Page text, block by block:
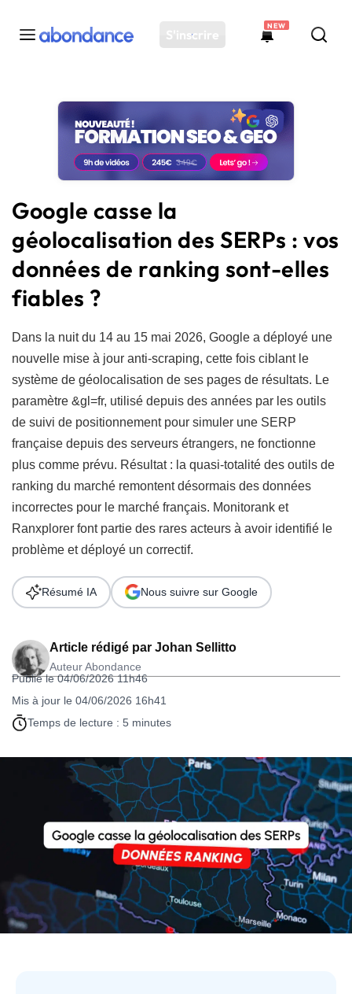
S'inscrire
NEW
Toutes les actus
Actus SEO
Plateforme
Solutions
Ressources
Audit SEO
Google casse la
géolocalisation des SERPs : vos
données de ranking sont-elles
fiables ?
Article rédigé par Johan Sellitto
Auteur Abondance
Publié le 04/06/2026 11h46
Mis à jour le 04/06/2026 16h41
Temps de lecture : 5 minutes
Résumé IA Nous suivre sur Google
Dans la nuit du 14 au 15 mai 2026, Google a déployé une
nouvelle mise à jour anti-scraping, cette fois ciblant le
système de géolocalisation de ses pages de résultats. Le
paramètre &gl=fr, utilisé depuis des années par les outils
de suivi de positionnement pour simuler une SERP
française depuis des serveurs étrangers, ne fonctionne
plus comme prévu. Résultat : la quasi-totalité des outils de
ranking du marché remontent désormais des données
incorrectes pour le marché français. Monitorank et
Ranxplorer font partie des rares acteurs à avoir identifié le
problème et déployé un correctif.